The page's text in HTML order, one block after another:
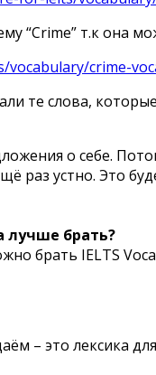
“Crime” т.к она
crime-
те слова,
о себе.
раз устно. Это
лучше брать?
брать IELTS
– это лексика